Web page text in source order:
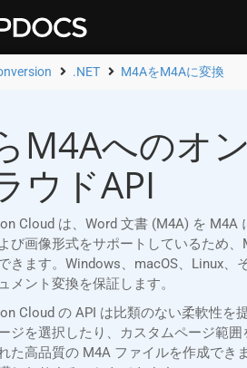
.NET M4AをM4Aに変換
M4Aへのオ
ウドAPI
Cloud は、Word 文書 (M4A) を
び画像形式をサポートしているため
きます。Windows、macOS、Linux
メント変換を保証します。
Cloud の API は比類のない柔軟性
ジを選択したり、カスタムページ範
た高品質の M4A ファイルを作成で